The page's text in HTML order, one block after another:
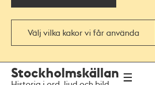
Välj vilka kakor vi får använda
navigationen
huvudinnehållet
Stockholmskällan